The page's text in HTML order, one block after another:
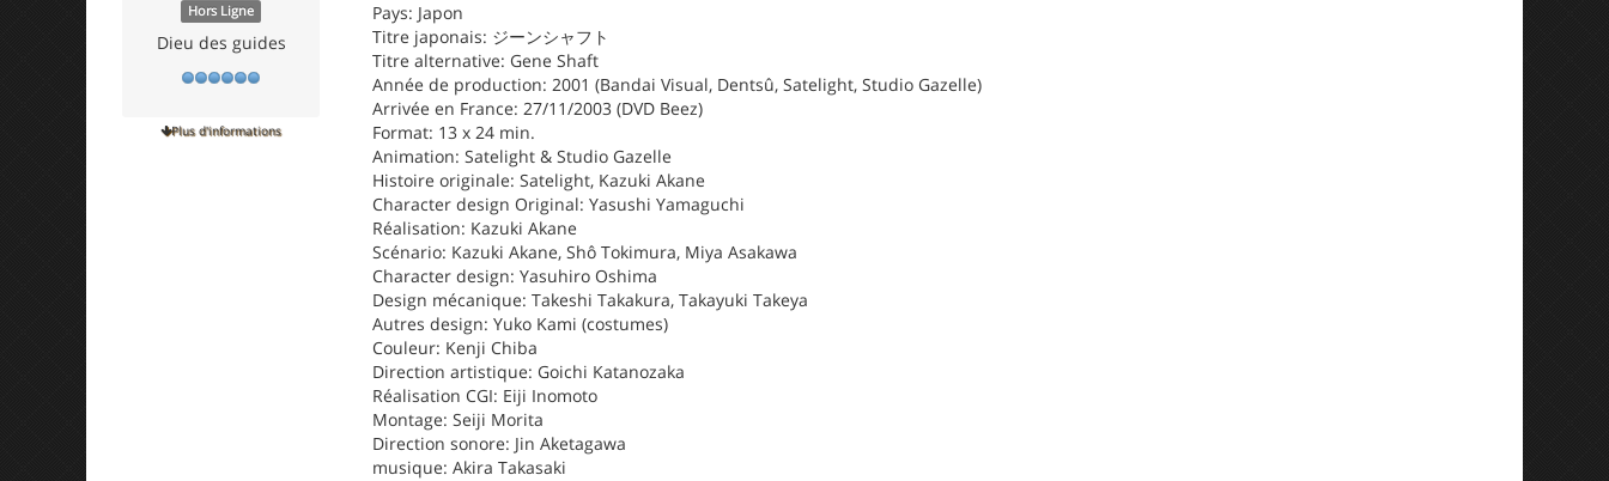
Hors Ligne
Dieu des guides
Plus d'informations
Pays: Japon
Titre japonais: ジーンシャフト
Titre alternative: Gene Shaft
Année de production: 2001 (Bandai Visual, Dentsû, Satelight, Studio Gazelle)
Arrivée en France: 27/11/2003 (DVD Beez)
Format: 13 x 24 min.
Animation: Satelight & Studio Gazelle
Histoire originale: Satelight, Kazuki Akane
Character design Original: Yasushi Yamaguchi
Réalisation: Kazuki Akane
Scénario: Kazuki Akane, Shô Tokimura, Miya Asakawa
Character design: Yasuhiro Oshima
Design mécanique: Takeshi Takakura, Takayuki Takeya
Autres design: Yuko Kami (costumes)
Couleur: Kenji Chiba
Direction artistique: Goichi Katanozaka
Réalisation CGI: Eiji Inomoto
Montage: Seiji Morita
Direction sonore: Jin Aketagawa
musique: Akira Takasaki